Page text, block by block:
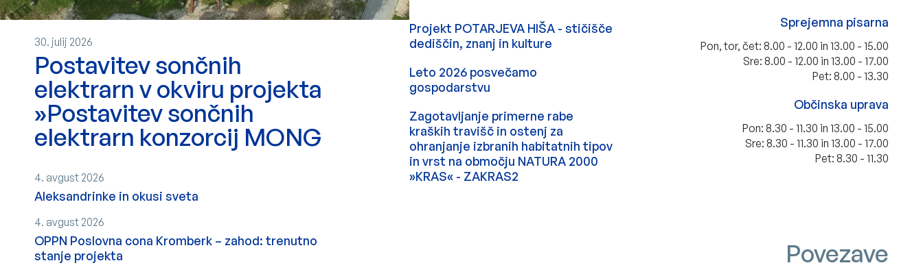
30. julij 2026
Postavitev sončnih
elektrarn v okviru projekta
»Postavitev sončnih
elektrarn konzorcij MONG
4. avgust 2026
Aleksandrinke in okusi sveta
4. avgust 2026
OPPN Poslovna cona Kromberk – zahod: trenutno
stanje projekta
Projekt POTARJEVA HIŠA - stičišče
dediščin, znanj in kulture
Leto 2026 posvečamo
gospodarstvu
Zagotavljanje primerne rabe
kraških travišč in ostenj za
ohranjanje izbranih habitatnih tipov
in vrst na območju NATURA 2000
»KRAS« - ZAKRAS2
Sprejemna pisarna
Pon, tor, čet: 8.00 - 12.00 in 13.00 - 15.00
Sre: 8.00 - 12.00 in 13.00 - 17.00
Pet: 8.00 - 13.30
Občinska uprava
Pon: 8.30 - 11.30 in 13.00 - 15.00
Sre: 8.30 - 11.30 in 13.00 - 17.00
Pet: 8.30 - 11.30
Stranska
Povezave